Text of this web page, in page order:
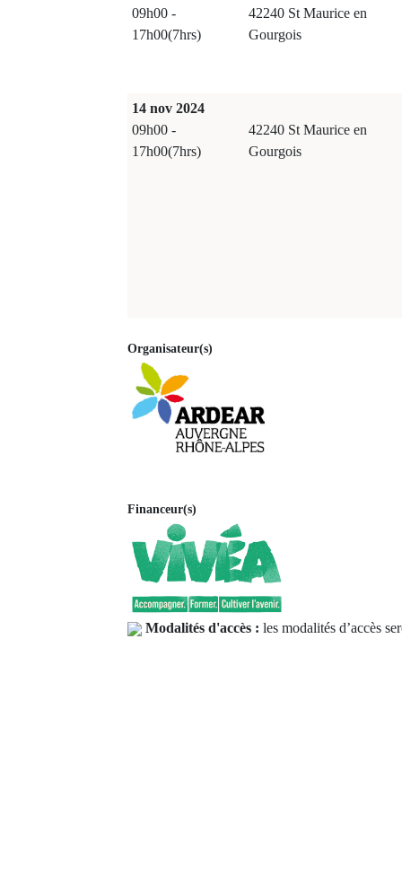
09h00 -
17h00(7hrs)
42240 St Maurice en
Gourgois
14 nov 2024
09h00 -
17h00(7hrs)
42240 St Maurice en
Gourgois
Organisateur(s)
Financeur(s)
Modalités d'accès : les modalités d’accès